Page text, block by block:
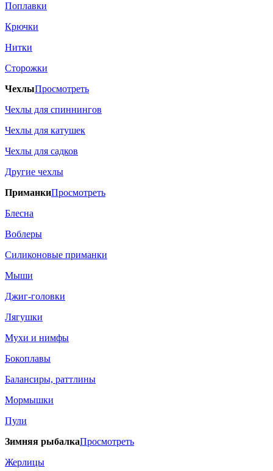
Поплавки
Крючки
Нитки
Сторожки
ЧехлыПросмотреть
Чехлы для спиннингов
Чехлы для катушек
Чехлы для садков
Другие чехлы
ПриманкиПросмотреть
Блесна
Воблеры
Силиконовые приманки
Мыши
Джиг-головки
Лягушки
Мухи и нимфы
Бокоплавы
Балансиры, раттлины
Мормышки
Пули
Зимняя рыбалкаПросмотреть
Жерлицы